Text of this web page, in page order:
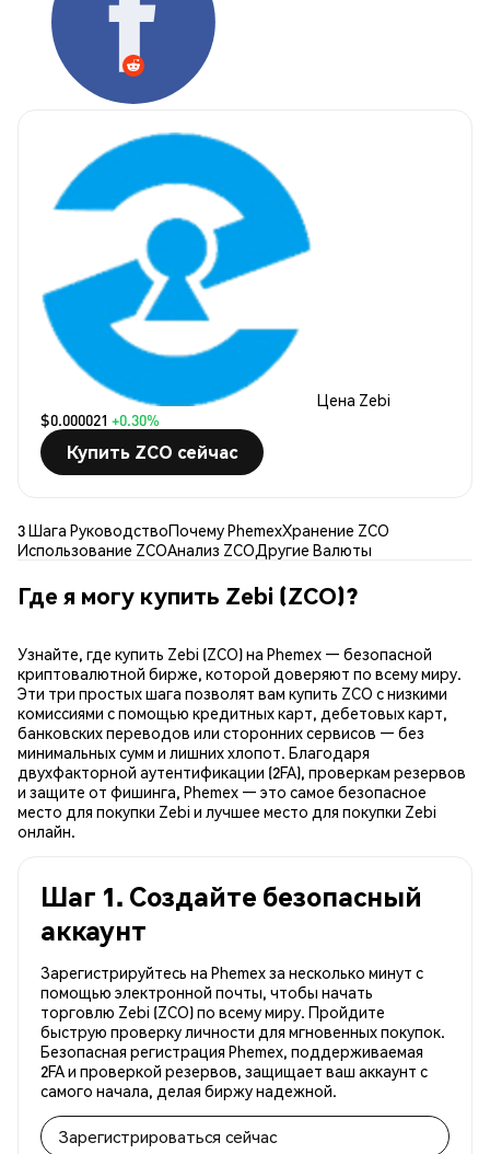
Цена Zebi
$0.000021 +0.30%
Купить ZCO сейчас
3 Шага РуководствоПочему PhemexХранение ZCO
Использование ZCOАнализ ZCOДругие Валюты
Где я могу купить Zebi (ZCO)?
Узнайте, где купить Zebi (ZCO) на Phemex — безопасной
криптовалютной бирже, которой доверяют по всему миру.
Эти три простых шага позволят вам купить ZCO с низкими
комиссиями с помощью кредитных карт, дебетовых карт,
банковских переводов или сторонних сервисов — без
минимальных сумм и лишних хлопот. Благодаря
двухфакторной аутентификации (2FA), проверкам резервов
и защите от фишинга, Phemex — это самое безопасное
место для покупки Zebi и лучшее место для покупки Zebi
онлайн.
Шаг 1. Создайте безопасный
аккаунт
Зарегистрируйтесь на Phemex за несколько минут с
помощью электронной почты, чтобы начать
торговлю Zebi (ZCO) по всему миру. Пройдите
быструю проверку личности для мгновенных покупок.
Безопасная регистрация Phemex, поддерживаемая
2FA и проверкой резервов, защищает ваш аккаунт с
самого начала, делая биржу надежной.
Зарегистрироваться сейчас